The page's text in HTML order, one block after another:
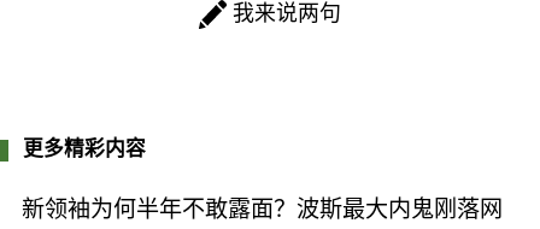
我来说两句
更多精彩内容
新领袖为何半年不敢露面？波斯最大内鬼刚落网